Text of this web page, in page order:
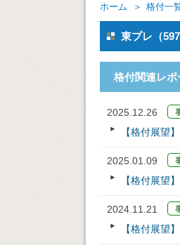
ホーム 格付一
東プレ（
格付関連レポ
2025.12.26
【格付展望
2025.01.09
【格付展望
2024.11.21
【格付展望